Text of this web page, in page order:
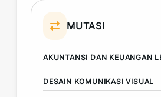
MUTASI
AKUNTANSI DAN KEUANGAN
DESAIN KOMUNIKASI VISUAL